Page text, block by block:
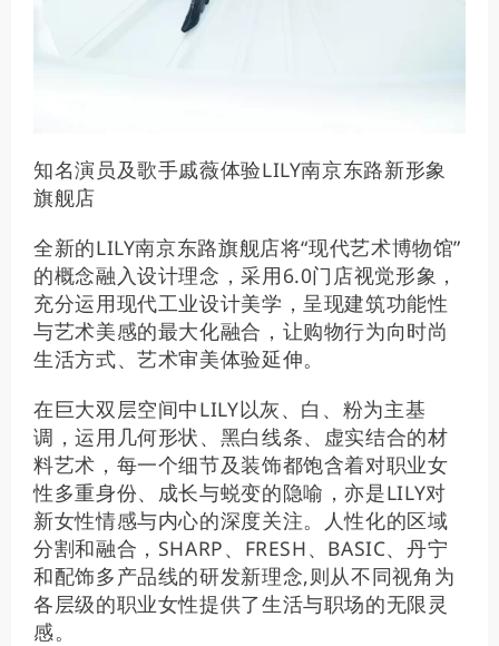
知名演员及歌手戚薇体验LILY南京东路新形象
旗舰店
全新的LILY南京东路旗舰店将“现代艺术博物馆”
的概念融入设计理念，采用6.0门店视觉形象，
充分运用现代工业设计美学，呈现建筑功能性
与艺术美感的最大化融合，让购物行为向时尚
生活方式、艺术审美体验延伸。
在巨大双层空间中LILY以灰、白、粉为主基
调，运用几何形状、黑白线条、虚实结合的材
料艺术，每一个细节及装饰都饱含着对职业女
性多重身份、成长与蜕变的隐喻，亦是LILY对
新女性情感与内心的深度关注。人性化的区域
分割和融合，SHARP、FRESH、BASIC、丹宁
和配饰多产品线的研发新理念,则从不同视角为
各层级的职业女性提供了生活与职场的无限灵
感。